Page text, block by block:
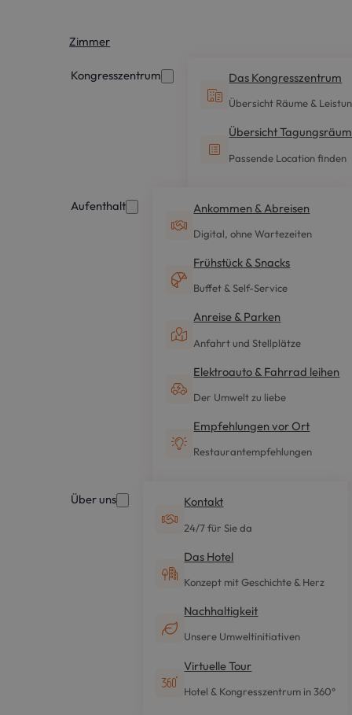
Zimmer
Kongresszentrum Das Kongresszentrum
Übersicht Räume &
Übersicht
Passende Location finden
Aufenthalt Ankommen & Abreisen
Digital, ohne Wartezeiten
Frühstück & Snacks
Buffet & Self-Service
Anreise & Parken
Anfahrt und Stellplätze
Elektroauto & Fahrrad leihen
Der Umwelt zu liebe
Empfehlungen vor Ort
Restaurantempfehlungen
Über uns Kontakt
24/7 für Sie da
Das Hotel
Konzept mit Geschichte & Herz
Nachhaltigkeit
Unsere Umweltinitiativen
Virtuelle Tour
Hotel & Kongresszentrum in 360°